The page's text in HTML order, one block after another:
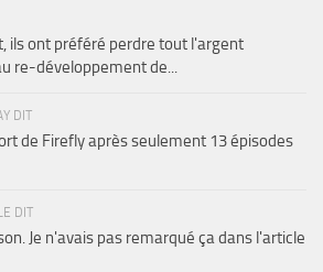
ils ont préféré perdre tout l'argent
re-développement de...
DIT
de Firefly après seulement 13 épisodes
DIT
Je n'avais pas remarqué ça dans l'article